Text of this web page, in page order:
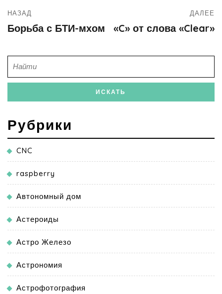
НАЗАД
Борьба с БТИ-мхом
ДАЛЕЕ
«C» от слова «Clear»
Рубрики
CNC
raspberry
Автономный дом
Астероиды
Астро Железо
Астрономия
Астрофотография